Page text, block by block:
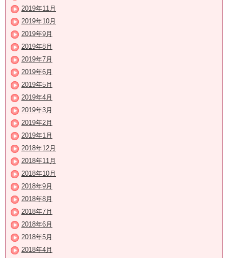
2019年11月
2019年10月
2019年9月
2019年8月
2019年7月
2019年6月
2019年5月
2019年4月
2019年3月
2019年2月
2019年1月
2018年12月
2018年11月
2018年10月
2018年9月
2018年8月
2018年7月
2018年6月
2018年5月
2018年4月